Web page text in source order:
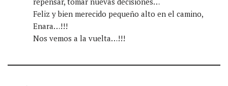
Feliz y bien merecido pequeño alto en el camino,
Enara…!!!
Nos vemos a la vuelta…!!!